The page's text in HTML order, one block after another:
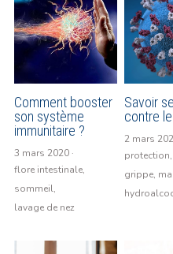
Comment booster
son système
immunitaire ?
3 mars 2020·
flore intestinale,
sommeil,
lavage de nez
Savoir
contre
2 mars
protection,
grippe,